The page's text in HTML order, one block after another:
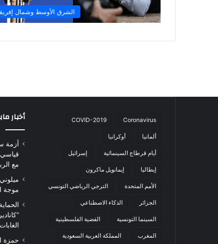
الشرق الأوسط وشمال
Coronavirus
COVID-2019
ألمانيا أوكرانيا
أيام قرطاج السينمائية إسرائيل
إيطاليا إيمانويل ماكرون
الأمم المتحدة الترجي الرياضي التونسي
الجزائر الذكاء الاصطناعي
السينما التونسية القضية الفلسطينية
المغرب المملكة العربية السعودية
أخبار
أزمة
قياسي
مع
موجة
حمزة